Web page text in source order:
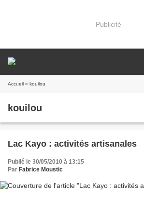
Publicité
Accueil » kouilou
kouilou
Lac Kayo : activités artisanales
Publié le 30/05/2010 à 13:15
Par Fabrice Moustic